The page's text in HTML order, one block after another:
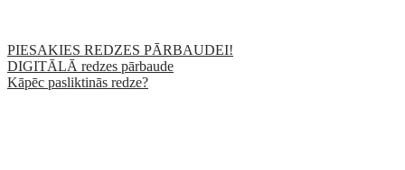
PIESAKIES REDZES PĀRBAUDEI!
DIGITĀLĀ redzes pārbaude
Kāpēc pasliktinās redze?